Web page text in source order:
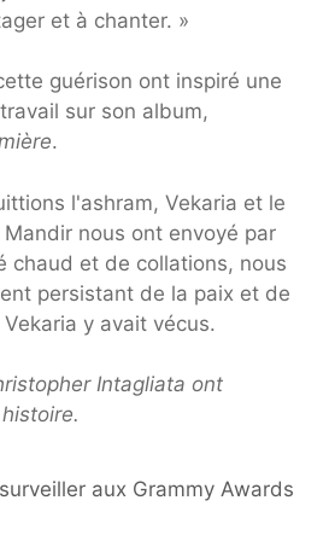
et à chanter. »
guérison ont inspiré une
sur son album,
.
l'ashram, Vekaria et le
nous ont envoyé par
chaud et de collations, nous
persistant de la paix et de
y avait vécus.
Intagliata ont
aux Grammy Awards